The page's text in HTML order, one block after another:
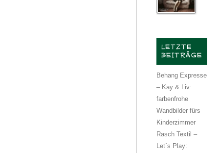
LETZTE
BEITRÄGE
Behang Expresse
– Kay & Liv:
farbenfrohe
Wandbilder fürs
Kinderzimmer
Rasch Textil –
Let´s Play: